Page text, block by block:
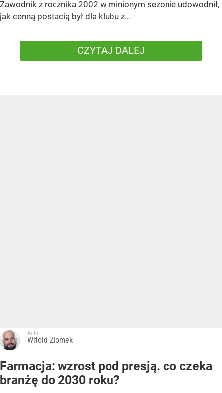
Zawodnik z rocznika 2002 w minionym sezonie udowodnił,
jak cenną postacią był dla klubu z...
CZYTAJ DALEJ
Autor:
Witold Ziomek
Farmacja: wzrost pod presją. co czeka
branżę do 2030 roku?